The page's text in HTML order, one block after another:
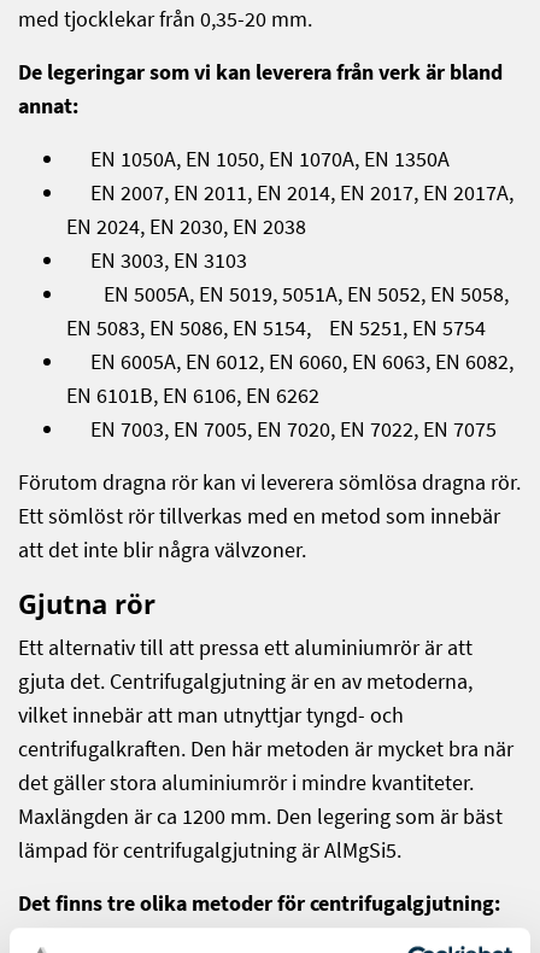
med tjocklekar från 0,35-20 mm.
De legeringar som vi kan leverera från verk är bland
annat:
EN 1050A, EN 1050, EN 1070A, EN 1350A
EN 2007, EN 2011, EN 2014, EN 2017, EN 2017A,
EN 2024, EN 2030, EN 2038
EN 3003, EN 3103
EN 5005A, EN 5019, 5051A, EN 5052, EN 5058,
EN 5083, EN 5086, EN 5154, EN 5251, EN 5754
EN 6005A, EN 6012, EN 6060, EN 6063, EN 6082,
EN 6101B, EN 6106, EN 6262
EN 7003, EN 7005, EN 7020, EN 7022, EN 7075
Förutom dragna rör kan vi leverera sömlösa dragna rör.
Ett sömlöst rör tillverkas med en metod som innebär
att det inte blir några välvzoner.
Gjutna rör
Ett alternativ till att pressa ett aluminiumrör är att
gjuta det. Centrifugalgjutning är en av metoderna,
vilket innebär att man utnyttjar tyngd- och
centrifugalkraften. Den här metoden är mycket bra när
det gäller stora aluminiumrör i mindre kvantiteter.
Maxlängden är ca 1200 mm. Den legering som är bäst
lämpad för centrifugalgjutning är AlMgSi5.
Det finns tre olika metoder för centrifugalgjutning: